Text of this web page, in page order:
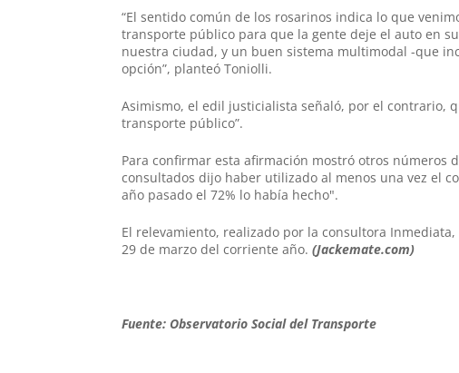
“El sentido común de los rosarinos indica lo que
transporte público para que la gente deje el auto en
nuestra ciudad, y un buen sistema multimodal -que
opción”, planteó Toniolli.
Asimismo, el edil justicialista señaló, por el contrario,
transporte público”.
Para confirmar esta afirmación mostró otros números
consultados dijo haber utilizado al menos una vez el
año pasado el 72% lo había hecho".
El relevamiento, realizado por la consultora
29 de marzo del corriente año.(Jackemate.com)
Fuente: Observatorio Social del Transporte